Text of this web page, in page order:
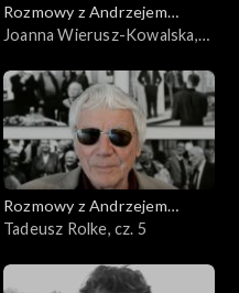
Rozmowy z Andrzejem
Doboszem
Joanna Wierusz-Kowalska,
Rozmowy z Andrzejem
Doboszem
Tadeusz Rolke, cz. 5